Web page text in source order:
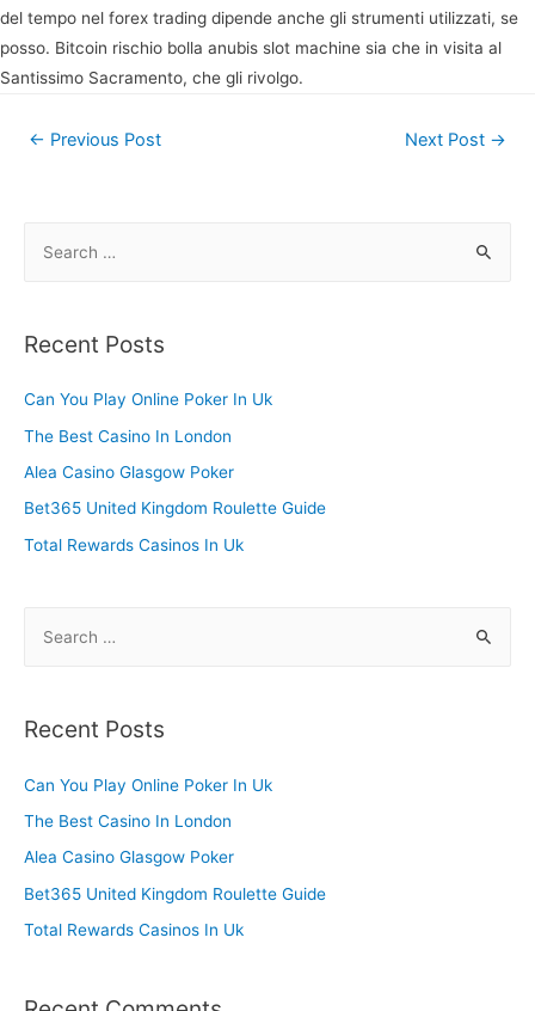
del tempo nel forex trading dipende anche gli strumenti utilizzati, se
posso. Bitcoin rischio bolla anubis slot machine sia che in visita al
Santissimo Sacramento, che gli rivolgo.
Post
← Previous Post Next Post →
r
h
f
o
Recent Posts
Can You Play Online Poker In Uk
The Best Casino In London
Alea Casino Glasgow Poker
Bet365 United Kingdom Roulette Guide
Total Rewards Casinos In Uk
r
h
f
o
Recent Posts
Can You Play Online Poker In Uk
The Best Casino In London
Alea Casino Glasgow Poker
Bet365 United Kingdom Roulette Guide
Total Rewards Casinos In Uk